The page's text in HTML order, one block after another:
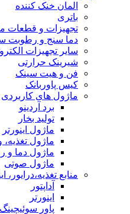
المان خنک کننده
باتری
تجهیزات و قطعات
دما سنج و رطوبت
سایر تجهیزات
شیرینک حرارتی
فن و هیت سینک
کیس پاوربانک
ماژول های کاربردی
برد آردینو
تولید بخار
ماژول اینورتر
ماژول تغذیه،
ماژول دما و
ماژول صوتی
منابع تغذیه،درایور،
آداپتور
اینورتر
پاور سوئیچینگ